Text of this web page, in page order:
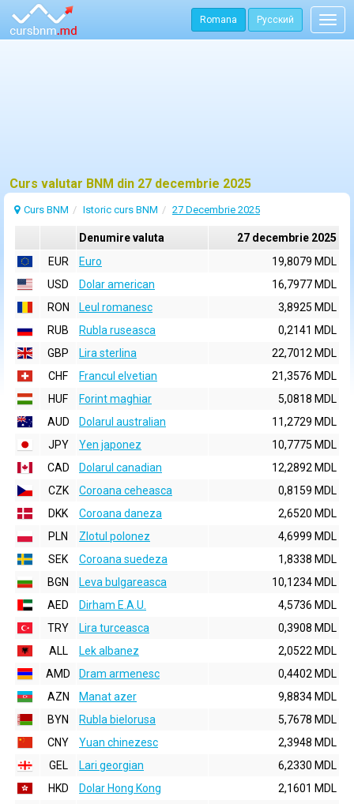
Romana Русский
Curs valutar BNM din 27 decembrie 2025
Curs BNM Istoric curs BNM 27 Decembrie 2025
Denumire valuta
27 decembrie 2025
EUR
Euro
19,8079 MDL
USD
Dolar american
16,7977 MDL
RON
Leul romanesc
3,8925 MDL
RUB
Rubla ruseasca
0,2141 MDL
GBP
Lira sterlina
22,7012 MDL
CHF
Francul elvetian
21,3576 MDL
HUF
Forint maghiar
5,0818 MDL
AUD
Dolarul australian
11,2729 MDL
JPY
Yen japonez
10,7775 MDL
CAD
Dolarul canadian
12,2892 MDL
CZK
Coroana ceheasca
0,8159 MDL
DKK
Coroana daneza
2,6520 MDL
PLN
Zlotul polonez
4,6999 MDL
SEK
Coroana suedeza
1,8338 MDL
BGN
Leva bulgareasca
10,1234 MDL
AED
Dirham E.A.U.
4,5736 MDL
TRY
Lira turceasca
0,3908 MDL
ALL
Lek albanez
2,0522 MDL
AMD
Dram armenesc
0,4402 MDL
AZN
Manat azer
9,8834 MDL
BYN
Rubla bielorusa
5,7678 MDL
CNY
Yuan chinezesc
2,3948 MDL
GEL
Lari georgian
6,2330 MDL
HKD
Dolar Hong Kong
2,1601 MDL